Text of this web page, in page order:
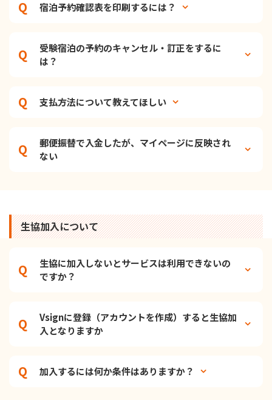
宿泊予約確認表を印刷するには？
受験宿泊の予約のキャンセル・訂正をするに
は？
支払方法について教えてほしい
郵便振替で入金したが、マイページに反映され
ない
生協加入について
生協に加入しないとサービスは利用できないの
ですか？
Vsignに登録（アカウントを作成）すると生協加
入となりますか
加入するには何か条件はありますか？